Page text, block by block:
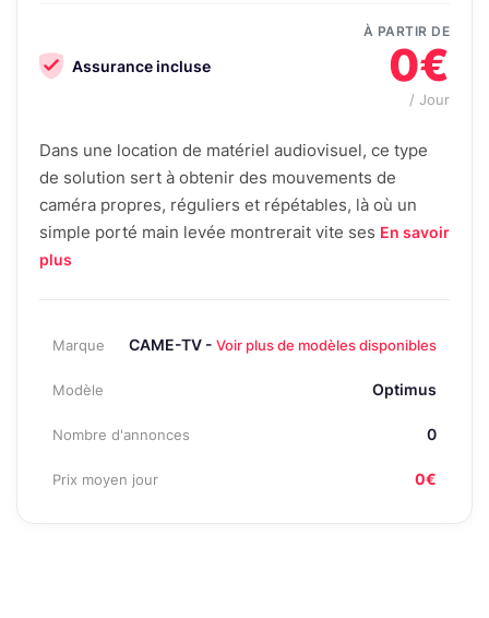
Assurance incluse
À PARTIR DE
0€
/ Jour
Dans une location de matériel audiovisuel, ce type
de solution sert à obtenir des mouvements de
caméra propres, réguliers et répétables, là où un
simple porté main levée montrerait vite ses En savoir
plus
Marque CAME-TV - Voir plus de modèles disponibles
Modèle Optimus
Nombre d'annonces 0
Prix moyen jour 0€